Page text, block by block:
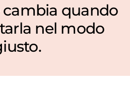
cambia quando
nel modo